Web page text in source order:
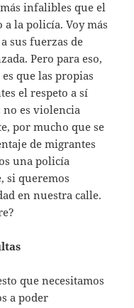
infalibles que el
a la policía. Voy más
sus fuerzas de
Pero para eso,
que las propias
el respeto a sí
no es violencia
por mucho que se
de migrantes
una policía
si queremos
en nuestra calle.
que necesitamos
a poder